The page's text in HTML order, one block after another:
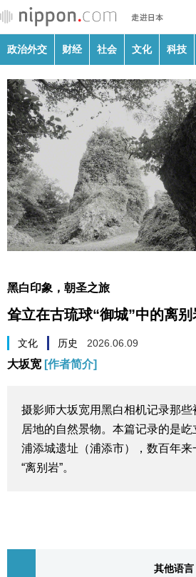
政治外交
财经
社会
生活与旅游
视觉日本
新闻
政治外交 财经 社会 文化 科技
黑白印象，朝圣之旅
耸立在古琉球“御城”中的离别
文化 历史 2026.06.09
大坂宽 [作者简介]
摄影师大坂宽用黑白相机记录那
居地的自然景物。本篇记录的是
浦添城遗址（浦添市），数百年
“离别岩”。
其他语言